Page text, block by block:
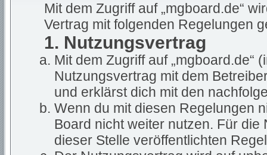
Mit dem Zugriff auf „mgboard.de“
Vertrag mit folgenden Regelungen
1. Nutzungsvertrag
Mit dem Zugriff auf „mgboard.de“
Nutzungsvertrag mit dem
und erklärst dich mit den
Wenn du mit diesen Regelungen
Board nicht weiter nutzen. Für
dieser Stelle veröffentlichten